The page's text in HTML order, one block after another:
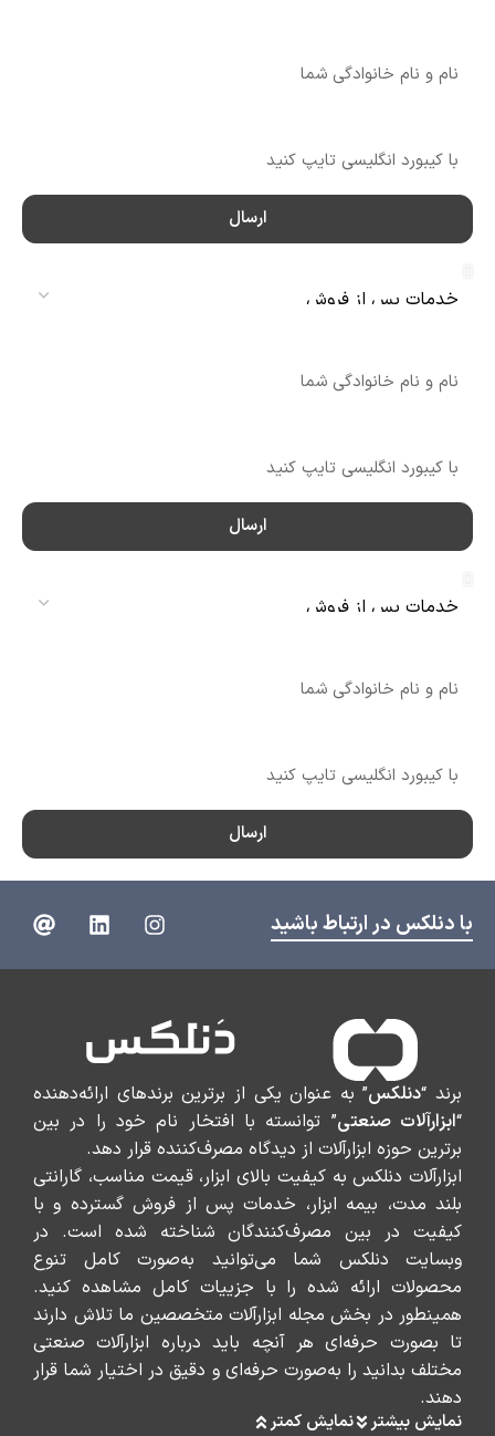
ارسال
ارسال
ارسال
با دنلکس در ارتباط باشید
برند “دنلکس” به عنوان یکی از برترین برندهای ارائه‌دهنده
“ابزارآلات صنعتی” توانسته با افتخار نام خود را در بین
برترین حوزه ابزارآلات از دیدگاه مصرف‌کننده قرار دهد.
ابزارآلات دنلکس به کیفیت بالای ابزار، قیمت مناسب، گارانتی
بلند مدت، بیمه ابزار، خدمات پس از فروش گسترده و با
کیفیت در بین مصرف‌کنندگان شناخته شده است. در
وبسایت دنلکس شما می‌توانید به‌صورت کامل تنوع
محصولات ارائه شده را با جزییات کامل مشاهده کنید.
همینطور در بخش مجله ابزارآلات متخصصین ما تلاش دارند
تا بصورت حرفه‌ای هر آنچه باید درباره ابزارآلات صنعتی
مختلف بدانید را به‌صورت حرفه‌ای و دقیق در اختیار شما قرار
دهند.
نمایش بیشتر نمایش کمتر